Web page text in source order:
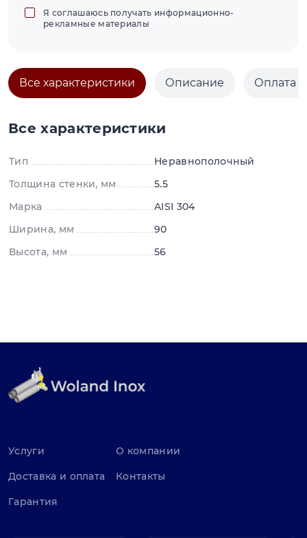
Я соглашаюсь получать информационно-
рекламные материалы
Все характеристики Описание Оплата
Все характеристики
Тип
Неравнополочный
Толщина стенки, мм
5.5
Марка
AISI 304
Ширина, мм
90
Высота, мм
56
Услуги
Доставка и оплата
Гарантия
О компании
Контакты